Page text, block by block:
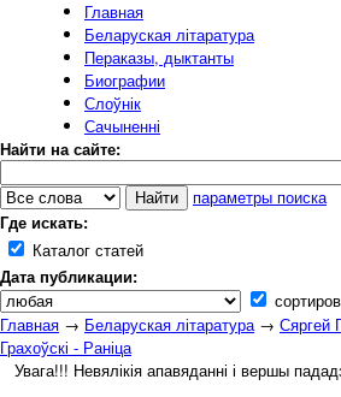
Главная
Беларуская літаратура
Пераказы, дыктанты
Биографии
Слоўнік
Сачыненні
Найти на сайте:
параметры поиска
Где искать:
Каталог статей
Дата публикации:
Главная → Беларуская літаратура→ Сяргей
Грахоўскі - Раніца
Увага!!! Невялікія апавяданні і вершы